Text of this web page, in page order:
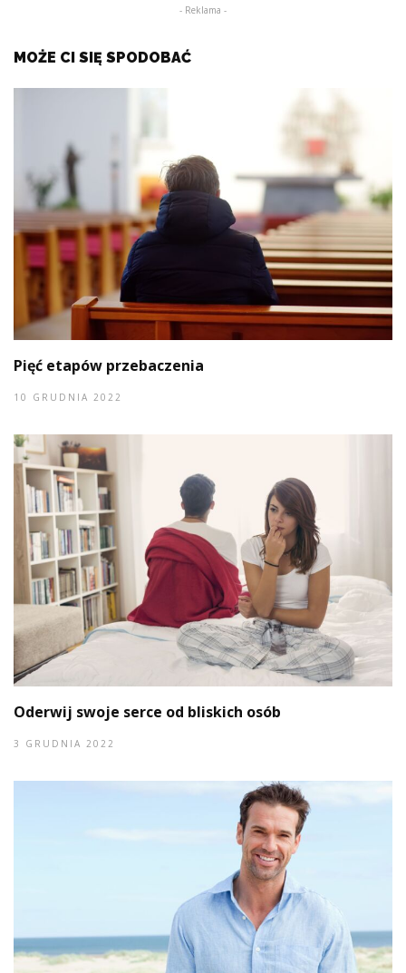
- Reklama -
MOŻE CI SIĘ SPODOBAĆ
Pięć etapów przebaczenia
10 GRUDNIA 2022
Oderwij swoje serce od bliskich osób
3 GRUDNIA 2022